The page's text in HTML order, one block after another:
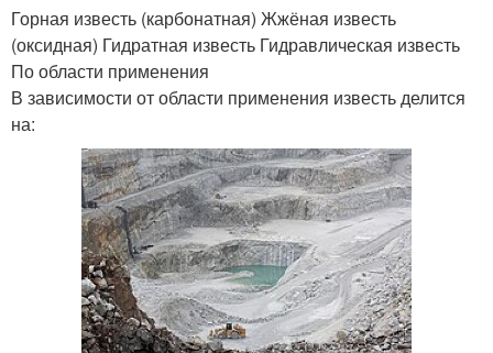
Горная известь (карбонатная) Жжёная известь
(оксидная) Гидратная известь Гидравлическая известь
По области применения
В зависимости от области применения известь делится
на: